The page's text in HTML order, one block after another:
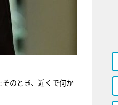
のとき、近くで何か